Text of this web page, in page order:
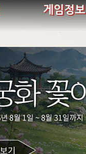
게임정보